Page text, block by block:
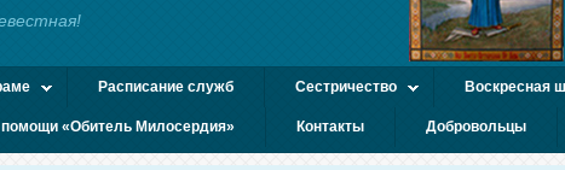
Расписание служб Сестричество Воскресная
помощи «Обитель Милосердия» Контакты Добровольцы